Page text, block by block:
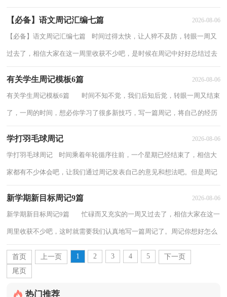
【必备】语文周记汇编七篇 2026-08-06
【必备】语文周记汇编七篇 时间过得太快，让人猝不及防，转眼一周又
过去了，相信大家在这一周里收获不少吧，是时候在周记中好好总结过去
有关学生周记模板6篇 2026-08-06
有关学生周记模板6篇 时间不知不觉，我们后知后觉，转眼一周又结束
了，一周的时间，想必你学习了很多新技巧，写一篇周记，将自己的经历
学打羽毛球周记 2026-08-06
学打羽毛球周记 时间乘着年轮循序往前，一个星期已经结束了，相信大
家都有不少体会吧，让我们通过周记发表自己的意见和想法吧。但是周记
新学期新目标周记9篇 2026-08-06
新学期新目标周记9篇 忙碌而又充实的一周又过去了，相信大家在这一
周里收获不少吧，这时就需要我们认真地写一篇周记了。周记你想好怎么
写了吗？以下是小编整理的新学期新...
首页
上一页 1 2 3 4 5
下一页
尾页
热门推荐